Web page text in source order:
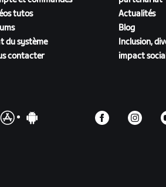
tutos
du système
contacter
Actualités
Blog
Inclusion,
impact